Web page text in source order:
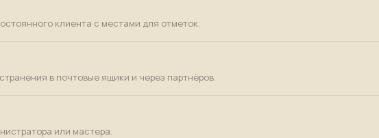
клиента с местами для отметок.
в почтовые ящики и через партнёров.
или мастера.